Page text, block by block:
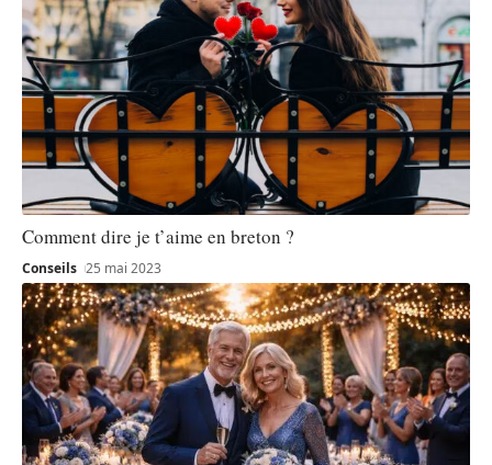
Comment dire je t’aime en breton ?
Conseils 25 mai 2023